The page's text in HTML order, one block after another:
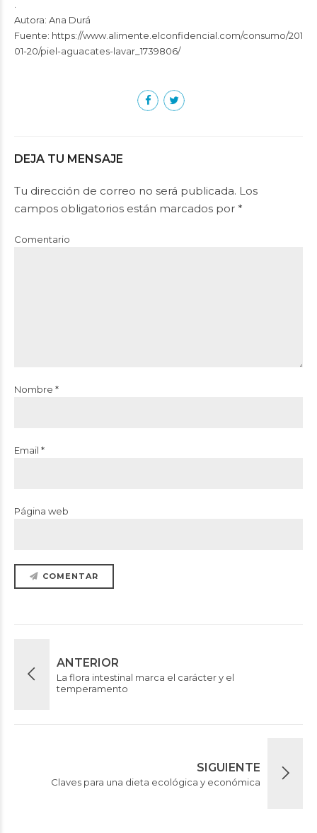
.
Autora: Ana Durá
Fuente: https://www.alimente.elconfidencial.com/consumo/2019-
01-20/piel-aguacates-lavar_1739806/
DEJA TU MENSAJE
Tu dirección de correo no será publicada. Los
campos obligatorios están marcados por *
Comentario
Nombre *
Email *
Página web
COMENTAR
ANTERIOR
La flora intestinal marca el carácter y el
temperamento
SIGUIENTE
Claves para una dieta ecológica y económica